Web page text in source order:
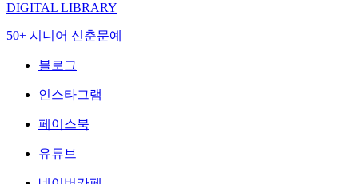
DIGITAL LIBRARY
50+ 시니어 신춘문예
블로그
인스타그램
페이스북
유튜브